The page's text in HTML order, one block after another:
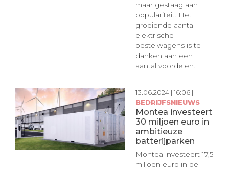
maar gestaag aan
populariteit. Het
groeiende aantal
elektrische
bestelwagens is te
danken aan een
aantal voordelen.
13.06.2024 | 16:06 |
BEDRIJFSNIEUWS
Montea investeert
30 miljoen euro in
ambitieuze
batterijparken
Montea investeert 17,5
miljoen euro in de